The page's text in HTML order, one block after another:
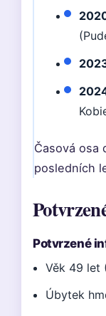
Časová osa
posledních
Potvrzené
Věk 49 let
Úbytek